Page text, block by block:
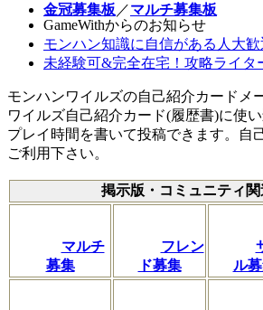
金冠募集板 ／マルチ募集板
GameWithからのお知らせ
モンハン知識に自信がある人大歓
未経験可&完全在宅！攻略ライタ
モンハンワイルズの自己紹介カードメ
ワイルズ自己紹介カード(履歴書)に使
プレイ時間を書いて投稿できます。自
ご利用下さい。
掲示版・コミュニティ
マルチ
募集
フレン
ド募集
ル